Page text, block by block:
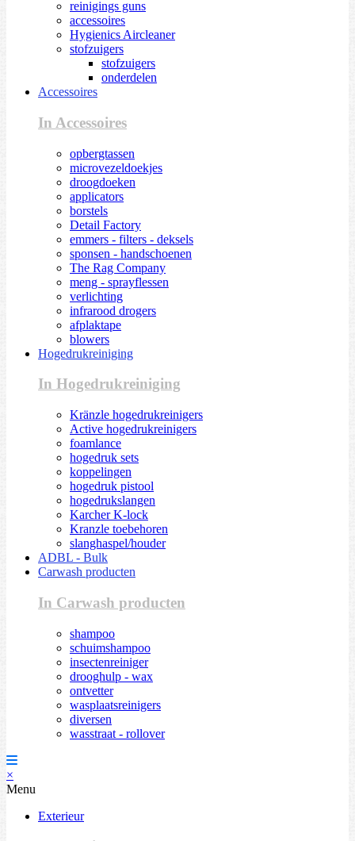
reinigings guns
accessoires
Hygienics Aircleaner
stofzuigers
stofzuigers
onderdelen
Accessoires
In Accessoires
opbergtassen
microvezeldoekjes
droogdoeken
applicators
borstels
Detail Factory
emmers - filters - deksels
sponsen - handschoenen
The Rag Company
meng - sprayflessen
verlichting
infrarood drogers
afplaktape
blowers
Hogedrukreiniging
In Hogedrukreiniging
Kränzle hogedrukreinigers
Active hogedrukreinigers
foamlance
hogedruk sets
koppelingen
hogedruk pistool
hogedrukslangen
Karcher K-lock
Kranzle toebehoren
slanghaspel/houder
ADBL - Bulk
Carwash producten
In Carwash producten
shampoo
schuimshampoo
insectenreiniger
drooghulp - wax
ontvetter
wasplaatsreinigers
diversen
wasstraat - rollover
×
Menu
Exterieur